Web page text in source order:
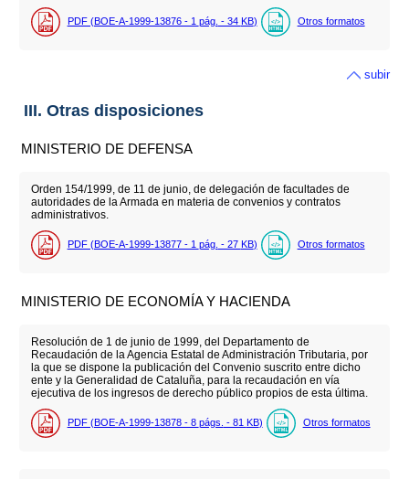
PDF (BOE-A-1999-13876 - 1 pág. - 34 KB) Otros formatos
subir
III. Otras disposiciones
MINISTERIO DE DEFENSA
Orden 154/1999, de 11 de junio, de delegación de facultades de
autoridades de la Armada en materia de convenios y contratos
administrativos.
PDF (BOE-A-1999-13877 - 1 pág. - 27 KB) Otros formatos
MINISTERIO DE ECONOMÍA Y HACIENDA
Resolución de 1 de junio de 1999, del Departamento de
Recaudación de la Agencia Estatal de Administración Tributaria, por
la que se dispone la publicación del Convenio suscrito entre dicho
ente y la Generalidad de Cataluña, para la recaudación en vía
ejecutiva de los ingresos de derecho público propios de esta última.
PDF (BOE-A-1999-13878 - 8 págs. - 81 KB) Otros formatos